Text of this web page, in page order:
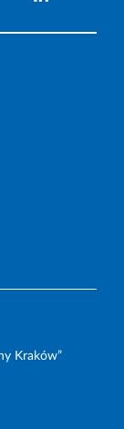
Kraków”